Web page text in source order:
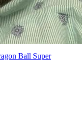
Ball Super